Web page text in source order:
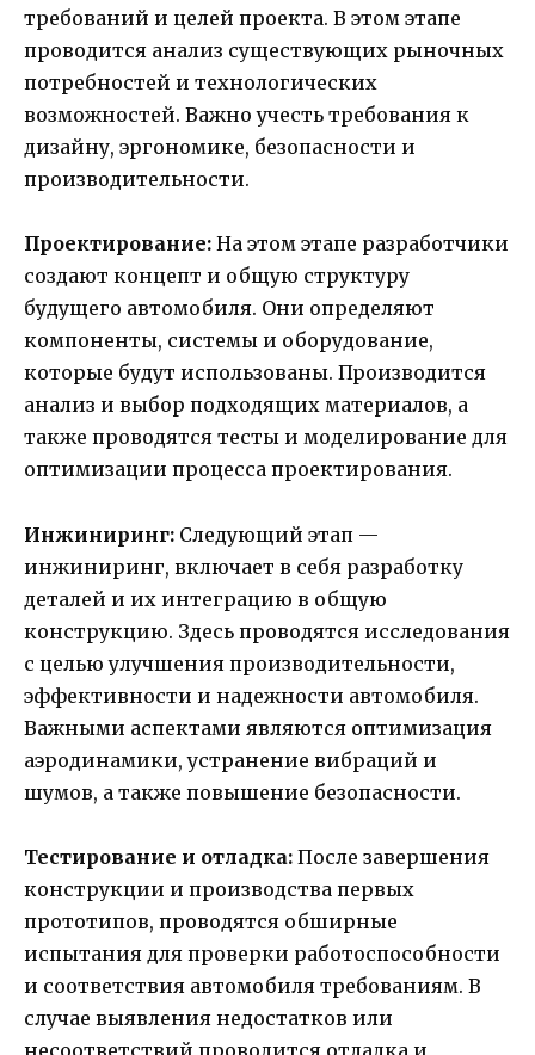
требований и целей проекта. В этом этапе
проводится анализ существующих рыночных
потребностей и технологических
возможностей. Важно учесть требования к
дизайну, эргономике, безопасности и
производительности.
Проектирование: На этом этапе разработчики
создают концепт и общую структуру
будущего автомобиля. Они определяют
компоненты, системы и оборудование,
которые будут использованы. Производится
анализ и выбор подходящих материалов, а
также проводятся тесты и моделирование для
оптимизации процесса проектирования.
Инжиниринг: Следующий этап —
инжиниринг, включает в себя разработку
деталей и их интеграцию в общую
конструкцию. Здесь проводятся исследования
с целью улучшения производительности,
эффективности и надежности автомобиля.
Важными аспектами являются оптимизация
аэродинамики, устранение вибраций и
шумов, а также повышение безопасности.
Тестирование и отладка: После завершения
конструкции и производства первых
прототипов, проводятся обширные
испытания для проверки работоспособности
и соответствия автомобиля требованиям. В
случае выявления недостатков или
несоответствий проводится отладка и